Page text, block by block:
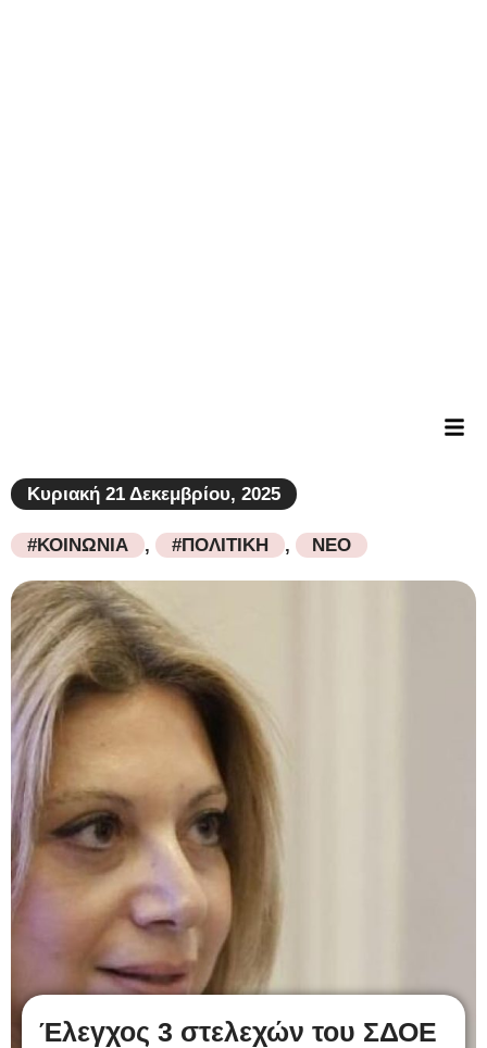
Κυριακή 21 Δεκεμβρίου, 2025
#ΚΟΙΝΩΝΙΑ , #ΠΟΛΙΤΙΚΗ , ΝΕΟ
Έλεγχος 3 στελεχών του ΣΔΟΕ